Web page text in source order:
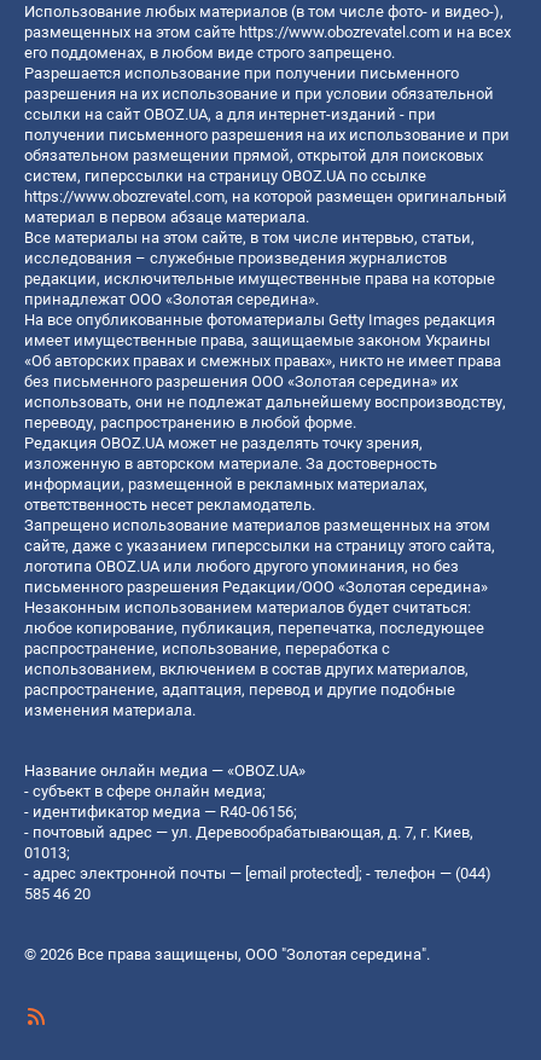
Использование любых материалов (в том числе фото- и видео-),
размещенных на этом сайте https://www.obozrevatel.com и на всех
его поддоменах, в любом виде строго запрещено.
Разрешается использование при получении письменного
разрешения на их использование и при условии обязательной
ссылки на сайт OBOZ.UA, а для интернет-изданий - при
получении письменного разрешения на их использование и при
обязательном размещении прямой, открытой для поисковых
систем, гиперссылки на страницу OBOZ.UA по ссылке
https://www.obozrevatel.com, на которой размещен оригинальный
материал в первом абзаце материала.
Все материалы на этом сайте, в том числе интервью, статьи,
исследования – служебные произведения журналистов
редакции, исключительные имущественные права на которые
принадлежат ООО «Золотая середина».
На все опубликованные фотоматериалы Getty Images редакция
имеет имущественные права, защищаемые законом Украины
«Об авторских правах и смежных правах», никто не имеет права
без письменного разрешения ООО «Золотая середина» их
использовать, они не подлежат дальнейшему воспроизводству,
переводу, распространению в любой форме.
Редакция OBOZ.UA может не разделять точку зрения,
изложенную в авторском материале. За достоверность
информации, размещенной в рекламных материалах,
ответственность несет рекламодатель.
Запрещено использование материалов размещенных на этом
сайте, даже с указанием гиперссылки на страницу этого сайта,
логотипа OBOZ.UA или любого другого упоминания, но без
письменного разрешения Редакции/ООО «Золотая середина»
Незаконным использованием материалов будет считаться:
любое копирование, публикация, перепечатка, последующее
распространение, использование, переработка с
использованием, включением в состав других материалов,
распространение, адаптация, перевод и другие подобные
изменения материала.
Название онлайн медиа — «OBOZ.UA»
- субъект в сфере онлайн медиа;
- идентификатор медиа — R40-06156;
- почтовый адрес — ул. Деревообрабатывающая, д. 7, г. Киев,
01013;
- адрес электронной почты — [email protected]; - телефон — (044)
585 46 20
© 2026 Все права защищены, ООО "Золотая середина".